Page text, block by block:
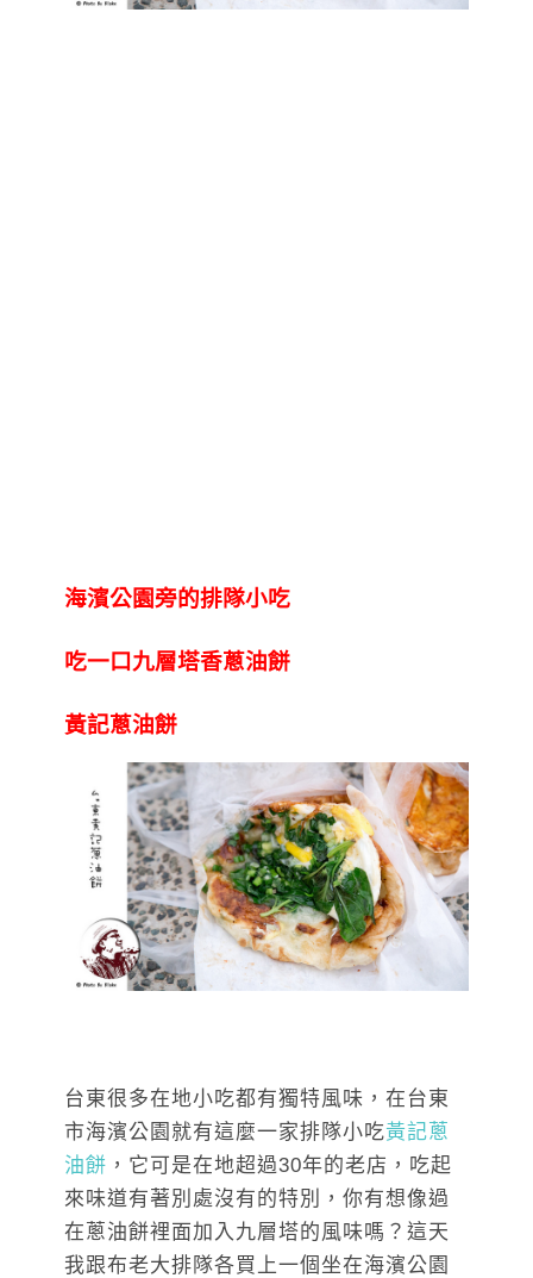
海濱公園旁的排隊小吃
吃一口九層塔香蔥油餅
黃記蔥油餅
台東很多在地小吃都有獨特風味，在台東
市海濱公園就有這麼一家排隊小吃黃記蔥
油餅 ，它可是在地超過30年的老店，吃起
來味道有著別處沒有的特別，你有想像過
在蔥油餅裡面加入九層塔的風味嗎？這天
我跟布老大排隊各買上一個坐在海濱公園